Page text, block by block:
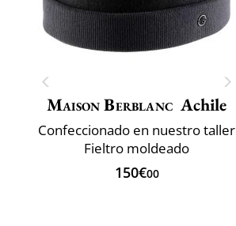
Maison Berblanc Achile
Confeccionado en nuestro taller
Fieltro moldeado
150€00